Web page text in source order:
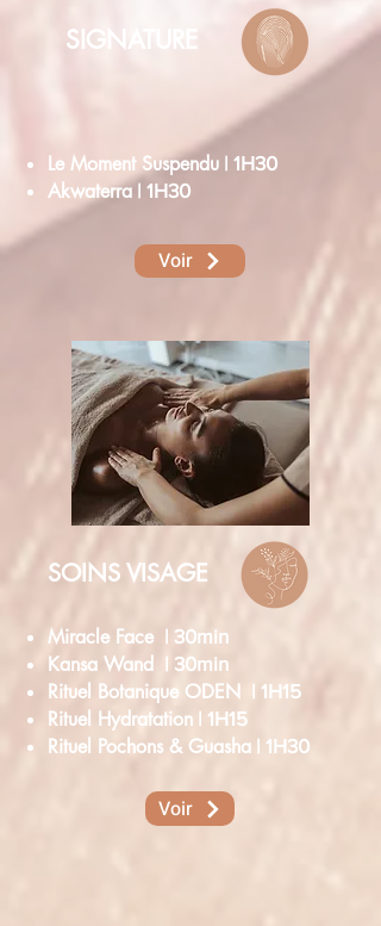
SIGNATURE
Le Moment Suspendu | 1H30
Akwaterra | 1H30
Voir
SOINS VISAGE
Miracle Face | 30min
Kansa Wand | 30min
Rituel Botanique ODEN | 1H15
Rituel Hydratation | 1H15
Rituel Pochons & Guasha | 1H30
Voir